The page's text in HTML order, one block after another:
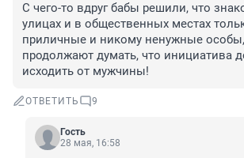
С чего-то вдруг бабы решили, что
улицах и в общественных местах
приличные и никому ненужные
продолжают думать, что инициатива
исходить от мужчины!
ОТВЕТИТЬ 9
Гость
28 мая, 16:58